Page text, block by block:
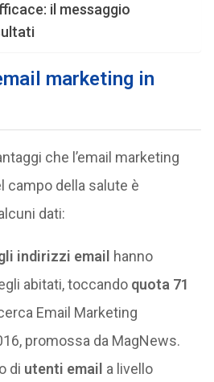
il messaggio
marketing in
che l’email marketing
campo della salute è
dati:
indirizzi email hanno
abitati, toccando quota 71
Email Marketing
promossa da MagNews.
di utenti email a livello